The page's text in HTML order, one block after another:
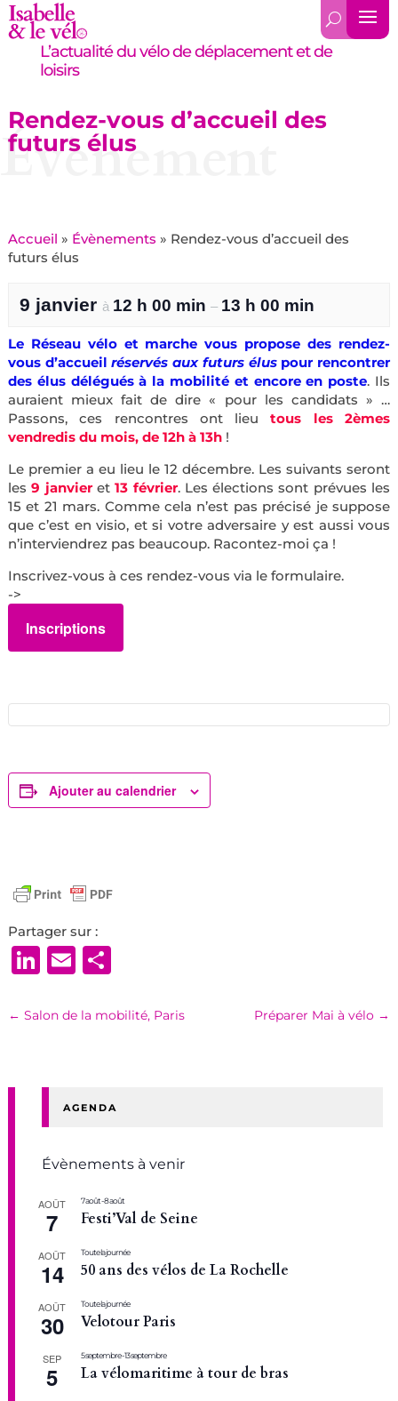
L’actualité du vélo de déplacement et de
loisirs
Rendez-vous d’accueil des
futurs élus
Évènement
Accueil » Évènements » Rendez-vous d’accueil des
futurs élus
9 janvier à 12 h 00 min – 13 h 00 min
Le Réseau vélo et marche vous propose des rendez-
vous d’accueilréservés aux futurs éluspour rencontrer
des élus délégués à la mobilité et encore en poste. Ils
auraient mieux fait de dire « pour les candidats » …
Passons, ces rencontres ont lieutous les 2èmes
vendredis du mois, de 12h à 13h!
Le premier a eu lieu le 12 décembre. Les suivants seront
les9 janvieret13 février. Les élections sont prévues les
15 et 21 mars. Comme cela n’est pas précisé je suppose
que c’est en visio, et si votre adversaire y est aussi vous
n’interviendrez pas beaucoup. Racontez-moi ça !
Inscrivez-vous à ces rendez-vous via le formulaire.
->
Inscriptions
Ajouter au calendrier
Partager sur :
LinkedIn
EmailPartager
← Salon de la mobilité, Paris Préparer Mai à vélo →
AGENDA
Évènements à venir
AOÛT
7
7 août-8 août
Festi’Val de Seine
AOÛT
14
Toute la journée
50 ans des vélos de La Rochelle
AOÛT
30
Toute la journée
Velotour Paris
SEP
5
5 septembre-13 septembre
La vélomaritime à tour de bras